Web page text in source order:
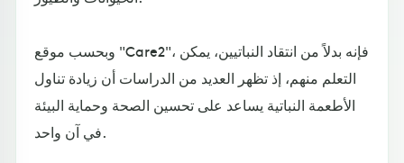
وبحسب موقع "Care2"، فإنه بدلاً من انتقاد النباتيين، يمكن
التعلم منهم، إذ تظهر العديد من الدراسات أن زيادة تناول
الأطعمة النباتية يساعد على تحسين الصحة وحماية البيئة
في آن واحد.